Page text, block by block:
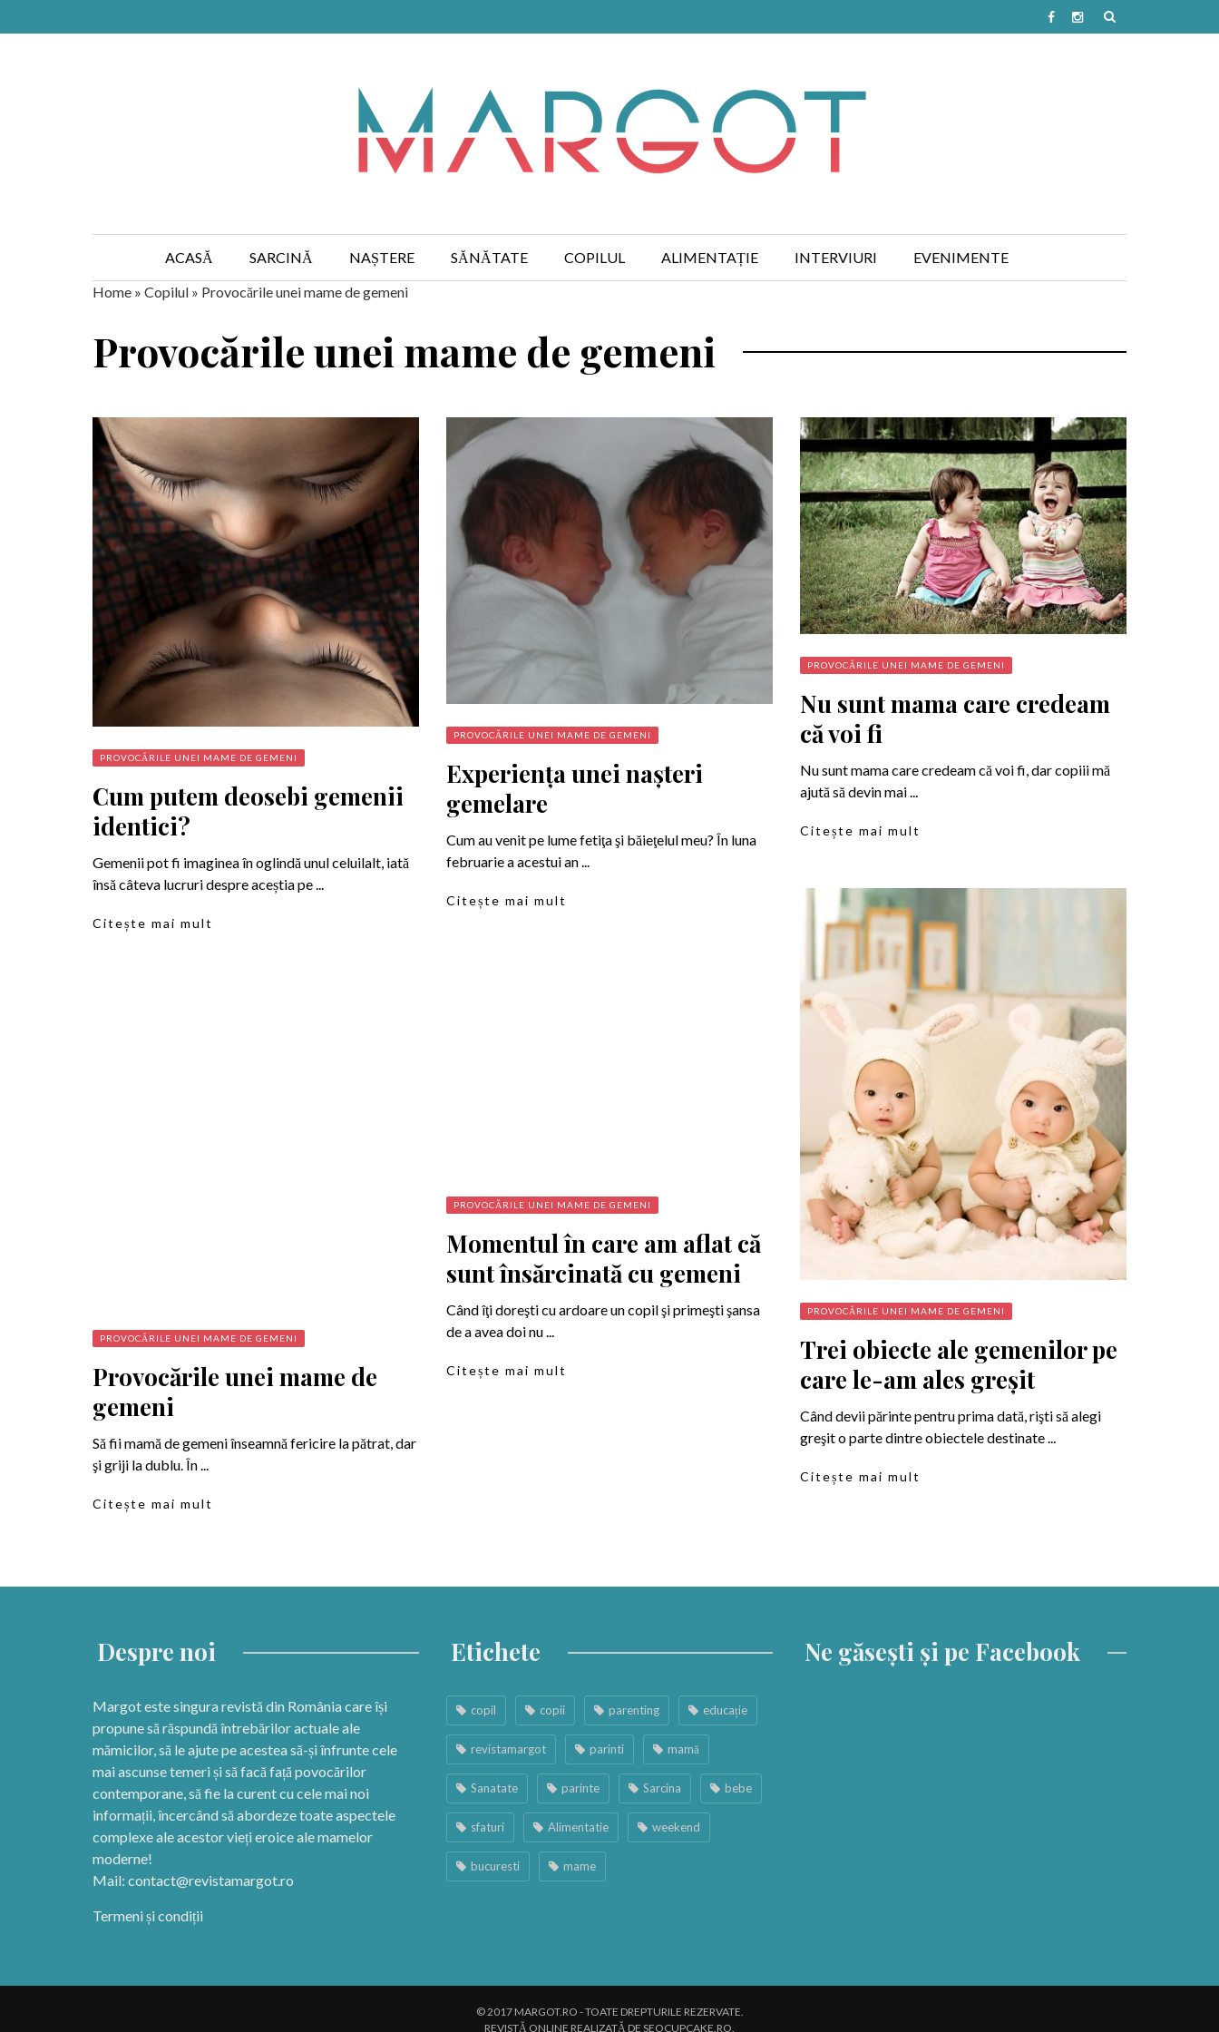
ACASĂ SARCINĂ NAȘTERE SĂNĂTATE COPILUL ALIMENTAȚIE INTERVIURI
EVENIMENTE
Home » Copilul » Provocările unei mame de gemeni
Provocările unei mame de gemeni
PROVOCĂRILE UNEI MAME DE GEMENI
Cum putem deosebi gemenii
identici?
Gemenii pot fi imaginea în oglindă unul celuilalt, iată
însă câteva lucruri despre aceștia pe ...
Citește mai mult
PROVOCĂRILE UNEI MAME DE GEMENI
Experienţa unei naşteri
gemelare
Cum au venit pe lume fetiţa şi băieţelul meu? În luna
februarie a acestui an ...
Citește mai mult
PROVOCĂRILE UNEI MAME DE GEMENI
Nu sunt mama care credeam
că voi fi
Nu sunt mama care credeam că voi fi, dar copiii mă
ajută să devin mai ...
Citește mai mult
PROVOCĂRILE UNEI MAME DE GEMENI
Trei obiecte ale gemenilor pe
care le-am ales greşit
Când devii părinte pentru prima dată, rişti să alegi
greşit o parte dintre obiectele destinate ...
Citește mai mult
PROVOCĂRILE UNEI MAME DE GEMENI
Momentul în care am aflat că
sunt însărcinată cu gemeni
Când îţi doreşti cu ardoare un copil şi primeşti şansa
de a avea doi nu ...
Citește mai mult
PROVOCĂRILE UNEI MAME DE GEMENI
Provocările unei mame de
gemeni
Să fii mamă de gemeni înseamnă fericire la pătrat, dar
şi griji la dublu. În ...
Citește mai mult
Despre noi
Margot este singura revistă din România care își
propune să răspundă întrebărilor actuale ale
mămicilor, să le ajute pe acestea să-și înfrunte cele
mai ascunse temeri și să facă față povocărilor
contemporane, să fie la curent cu cele mai noi
informații, încercând să abordeze toate aspectele
complexe ale acestor vieți eroice ale mamelor
moderne!
Mail: contact@revistamargot.ro
Termeni și condiții
Etichete
copil copii parenting educație
revistamargot parinti mamă
Sanatate parinte Sarcina bebe
sfaturi Alimentatie weekend
bucuresti mame
Ne găsești și pe Facebook
© 2017 MARGOT.RO - TOATE DREPTURILE REZERVATE.
REVISTĂ ONLINE REALIZATĂ DE SEOCUPCAKE.RO.